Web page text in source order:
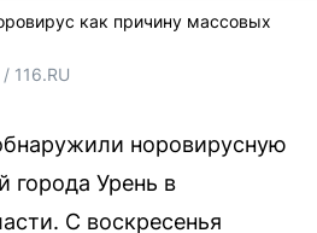
как причину массовых
116.RU
норовирусную
города Урень в
С воскресенья